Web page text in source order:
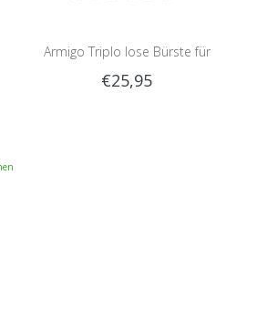
Armigo Triplo lose Bürste für
Unkrautbürste | 6 Stücke
€25,95